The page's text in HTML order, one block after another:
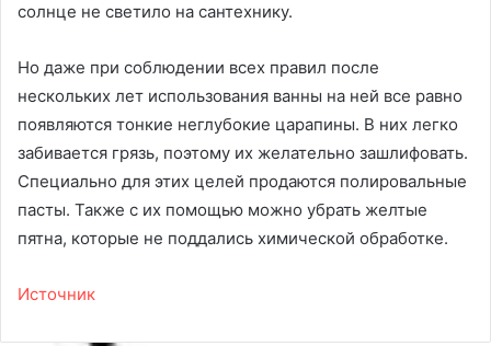
солнце не светило на сантехнику.
Но даже при соблюдении всех правил после
нескольких лет использования ванны на ней все равно
появляются тонкие неглубокие царапины. В них легко
забивается грязь, поэтому их желательно зашлифовать.
Специально для этих целей продаются полировальные
пасты. Также с их помощью можно убрать желтые
пятна, которые не поддались химической обработке.
Источник